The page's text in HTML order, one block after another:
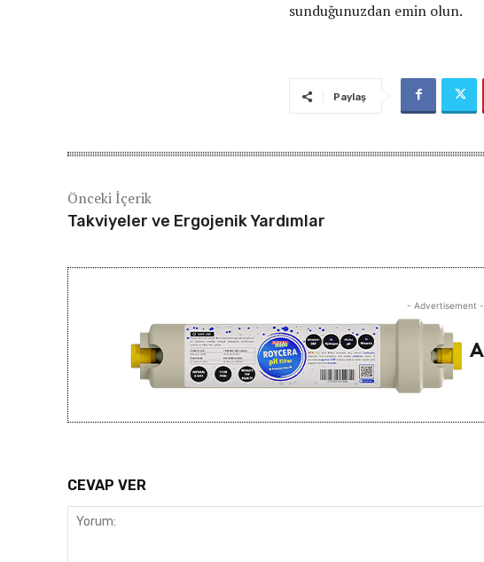
sunduğunuzdan emin olun.
Paylaş
Önceki İçerik
Takviyeler ve Ergojenik Yardımlar
- Advertisement -
CEVAP VER